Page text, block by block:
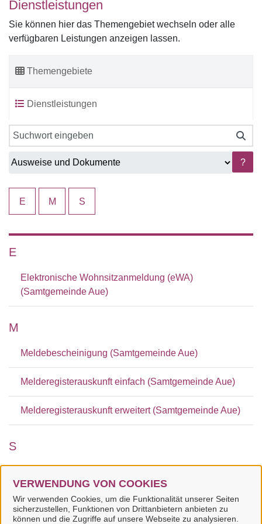
VERWENDUNG VON COOKIES
Wir verwenden Cookies, um die Funktionalität unserer Seiten
sicherzustellen, Funktionen von Drittanbietern anbieten zu
können und die Zugriffe auf unsere Webseite zu analysieren.
Dienstleistungen
Sie können hier das Themengebiet wechseln oder alle
verfügbaren Leistungen anzeigen lassen.
Themengebiete
Dienstleistungen
?
E M S
E
Elektronische Wohnsitzanmeldung (eWA)
(Samtgemeinde Aue)
M
Meldebescheinigung (Samtgemeinde Aue)
Melderegisterauskunft einfach (Samtgemeinde Aue)
Melderegisterauskunft erweitert (Samtgemeinde Aue)
S
Schwerbehindertenausweis, Feststellung einer
Behinderung und Zuerkennung von Merkzeichen -
Antrag (Landkreis Uelzen)